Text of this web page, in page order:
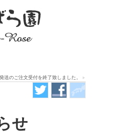
送のご注文受付を終了致しました。
せ